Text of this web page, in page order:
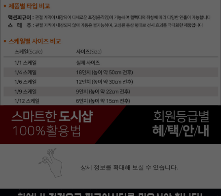
상세 정보를 확대해 보실 수 있습니다.